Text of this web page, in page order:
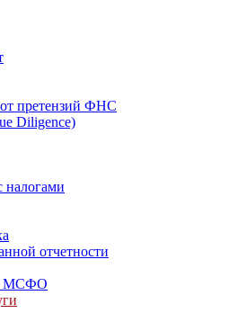
от претензий ФНС
Diligence)
налогами
отчетности
МСФО